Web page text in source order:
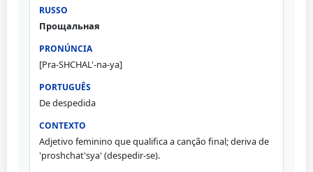
Прощальная
[Pra-SHCHAL'-na-ya]
De despedida
Adjetivo feminino que qualifica a canção final; deriva de
'proshchat'sya' (despedir-se).